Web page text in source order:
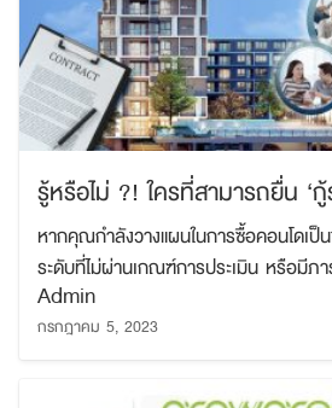
รู้หรือไม่ ?! ใครที่สามารถยื่น ‘กู้
หากคุณกำลังวางแผนในการซื้อคอนโดเป็
ระดับที่ไม่ผ่านเกณฑ์การประเมิน หรือมีภ
Admin
กรกฎาคม 5, 2023